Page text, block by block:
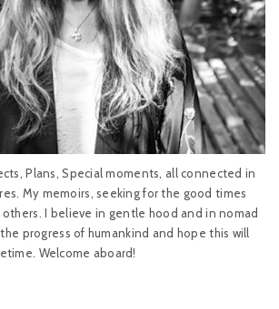
Plans, Special moments, all connected in
My memoirs, seeking for the good times
I believe in gentle hood and in nomad
progress of humankind and hope this will
Welcome aboard!